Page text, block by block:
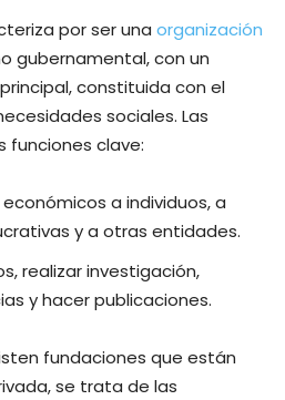
por ser una organización
gubernamental, con un
constituida con el
sociales. Las
funciones clave:
a individuos, a
y a otras entidades.
realizar investigación,
y hacer publicaciones.
fundaciones que están
se trata de las